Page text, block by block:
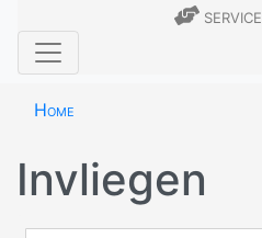
Service
Home
Invliegen